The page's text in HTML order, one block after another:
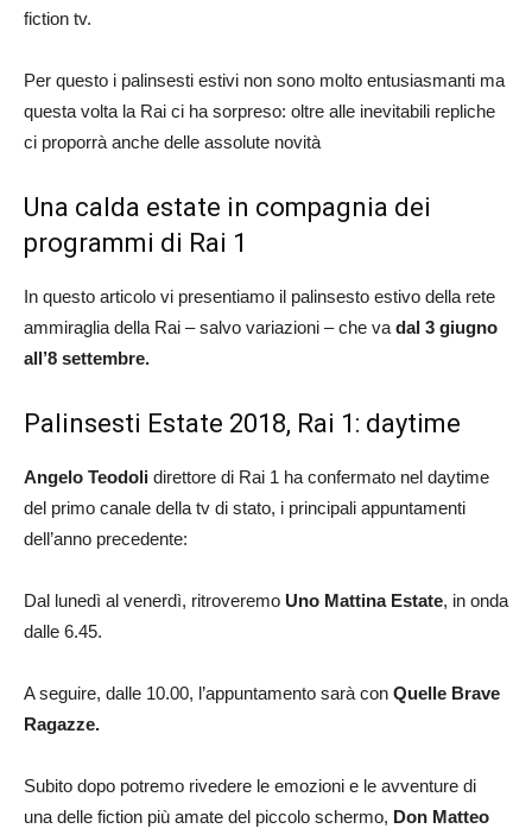
fiction tv.
Per questo i palinsesti estivi non sono molto entusiasmanti ma
questa volta la Rai ci ha sorpreso: oltre alle inevitabili repliche
ci proporrà anche delle assolute novità
Una calda estate in compagnia dei
programmi di Rai 1
In questo articolo vi presentiamo il palinsesto estivo della rete
ammiraglia della Rai – salvo variazioni – che va dal 3 giugno
all’8 settembre.
Palinsesti Estate 2018, Rai 1: daytime
Angelo Teodoli direttore di Rai 1 ha confermato nel daytime
del primo canale della tv di stato, i principali appuntamenti
dell’anno precedente:
Dal lunedì al venerdì, ritroveremo Uno Mattina Estate, in onda
dalle 6.45.
A seguire, dalle 10.00, l’appuntamento sarà con Quelle Brave
Ragazze.
Subito dopo potremo rivedere le emozioni e le avventure di
una delle fiction più amate del piccolo schermo, Don Matteo